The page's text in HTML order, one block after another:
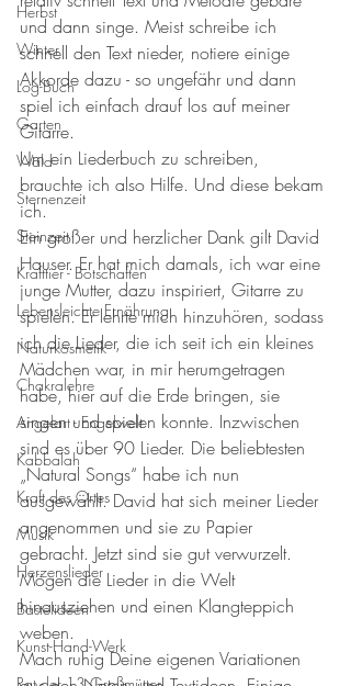
Herbst
Winter
Log-Buch
Garten
Wald
Sternenzeit
Steinzeit
Krafttier - Botschaften
Lebensleichte Ernährung
Naturkosmetik
Chakralehre
Angelart - Engelwelt
Kabbalah
Kraft des Ortes
Musik
Herzenslieder
Bastelideen
Kunst-Hand-Werk
und dann singe. Meist schreibe ich
schnell den Text nieder, notiere einige
Akkorde dazu - so ungefähr und dann
spiel ich einfach drauf los auf meiner
Gitarre.
Um ein Liederbuch zu schreiben,
brauchte ich also Hilfe. Und diese bekam
ich.
Ein großer und herzlicher Dank gilt David
Hauser. Er hat mich damals, ich war eine
junge Mutter, dazu inspiriert, Gitarre zu
spielen. Er lehrte mich hinzuhören, sodass
ich die Lieder, die ich seit ich ein kleines
Mädchen war, in mir herumgetragen
habe, hier auf die Erde bringen, sie
singen und spielen konnte. Inzwischen
sind es über 90 Lieder. Die beliebtesten
„Natural Songs“ habe ich nun
ausgewählt. David hat sich meiner Lieder
angenommen und sie zu Papier
gebracht. Jetzt sind sie gut verwurzelt.
Mögen die Lieder in die Welt
hinausziehen und einen Klangteppich
weben.
Mach ruhig Deine eigenen Variationen